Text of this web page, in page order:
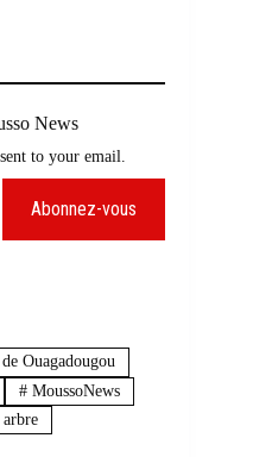
News
to your email.
Abonnez-vous
Ouagadougou
#MoussoNews